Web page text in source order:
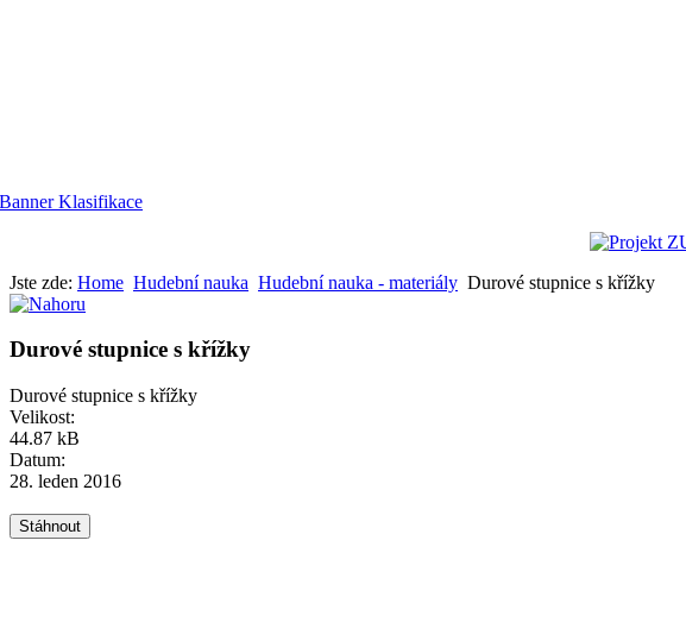
Jste zde: Home Hudební nauka Hudební nauka - materiály Durové stupnice s křížky
Durové stupnice s křížky
Durové stupnice s křížky
Velikost:
44.87 kB
Datum:
28. leden 2016